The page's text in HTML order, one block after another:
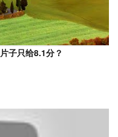
子只给8.1分？